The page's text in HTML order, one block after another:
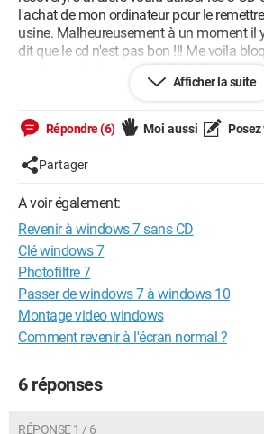
l'achat de mon ordinateur pour le
usine. Malheureusement à un moment il
dit que le cd n'est pas bon !!! Me voila
en plus, e n'arrive plus à réinstaller mon
quelqu'un peut il m'aider ? je vous en
Afficher la suite
Répondre (6) Moi aussi
Partager
A voir également:
Revenir à windows 7 sans CD
Clé windows 7
Photofiltre 7
Passer de windows 7 à windows 10
Montage video windows
Comment revenir à l'écran normal ?
6 réponses
RÉPONSE 1 / 6